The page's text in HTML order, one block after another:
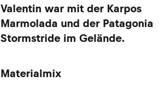
Valentin war mit der Karpos
Marmolada und der Patagonia
Stormstride im Gelände.
Materialmix